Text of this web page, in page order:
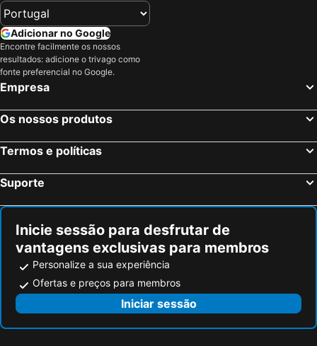
Helensburgh, bed and breakfasts
Penicuik, bed and breakfasts
Carluke, bed and breakfasts
Dunblane, bed and breakfasts
East Kilbride, bed and breakfasts
Coatbridge, bed and breakfasts
Kinross, bed and breakfasts
Adicionar no Google
Encontre facilmente os nossos
resultados: adicione o trivago como
fonte preferencial no Google.
Empresa
Os nossos produtos
Termos e políticas
Suporte
Inicie sessão para desfrutar de
vantagens exclusivas para membros
Personalize a sua experiência
Ofertas e preços para membros
Iniciar sessão